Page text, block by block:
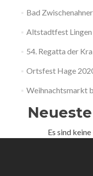
Bad
Altstadtfest Lingen
54. Regatta der
Ortsfest Hage
Weihnachtsmarkt
Es sind